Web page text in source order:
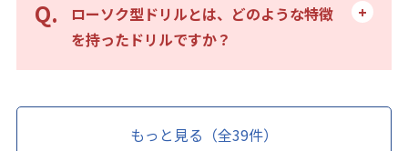
ローソク型ドリルとは、どのような特徴
を持ったドリルですか？
もっと見る（全39件）